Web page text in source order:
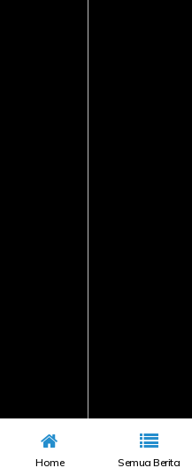
Home Semua Berita